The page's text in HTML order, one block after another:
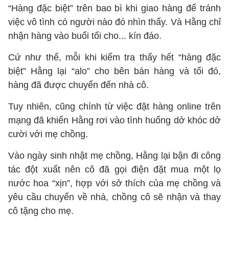
“Hàng đặc biệt” trên bao bì khi giao hàng để tránh
việc vô tình có người nào đó nhìn thấy. Và Hằng chỉ
nhận hàng vào buổi tối cho... kín đáo.
Cứ như thế, mỗi khi kiểm tra thấy hết “hàng đặc
biệt” Hằng lại “alo” cho bên bán hàng và tối đó,
hàng đã được chuyển đến nhà cô.
Tuy nhiên, cũng chính từ việc đặt hàng online trên
mạng đã khiến Hằng rơi vào tình huống dở khóc dở
cười với mẹ chồng.
Vào ngày sinh nhật mẹ chồng, Hằng lại bận đi công
tác đột xuất nên cô đã gọi điện đặt mua một lọ
nước hoa “xịn”, hợp với sở thích của mẹ chồng và
yêu cầu chuyển về nhà, chồng cô sẽ nhận và thay
cô tặng cho mẹ.